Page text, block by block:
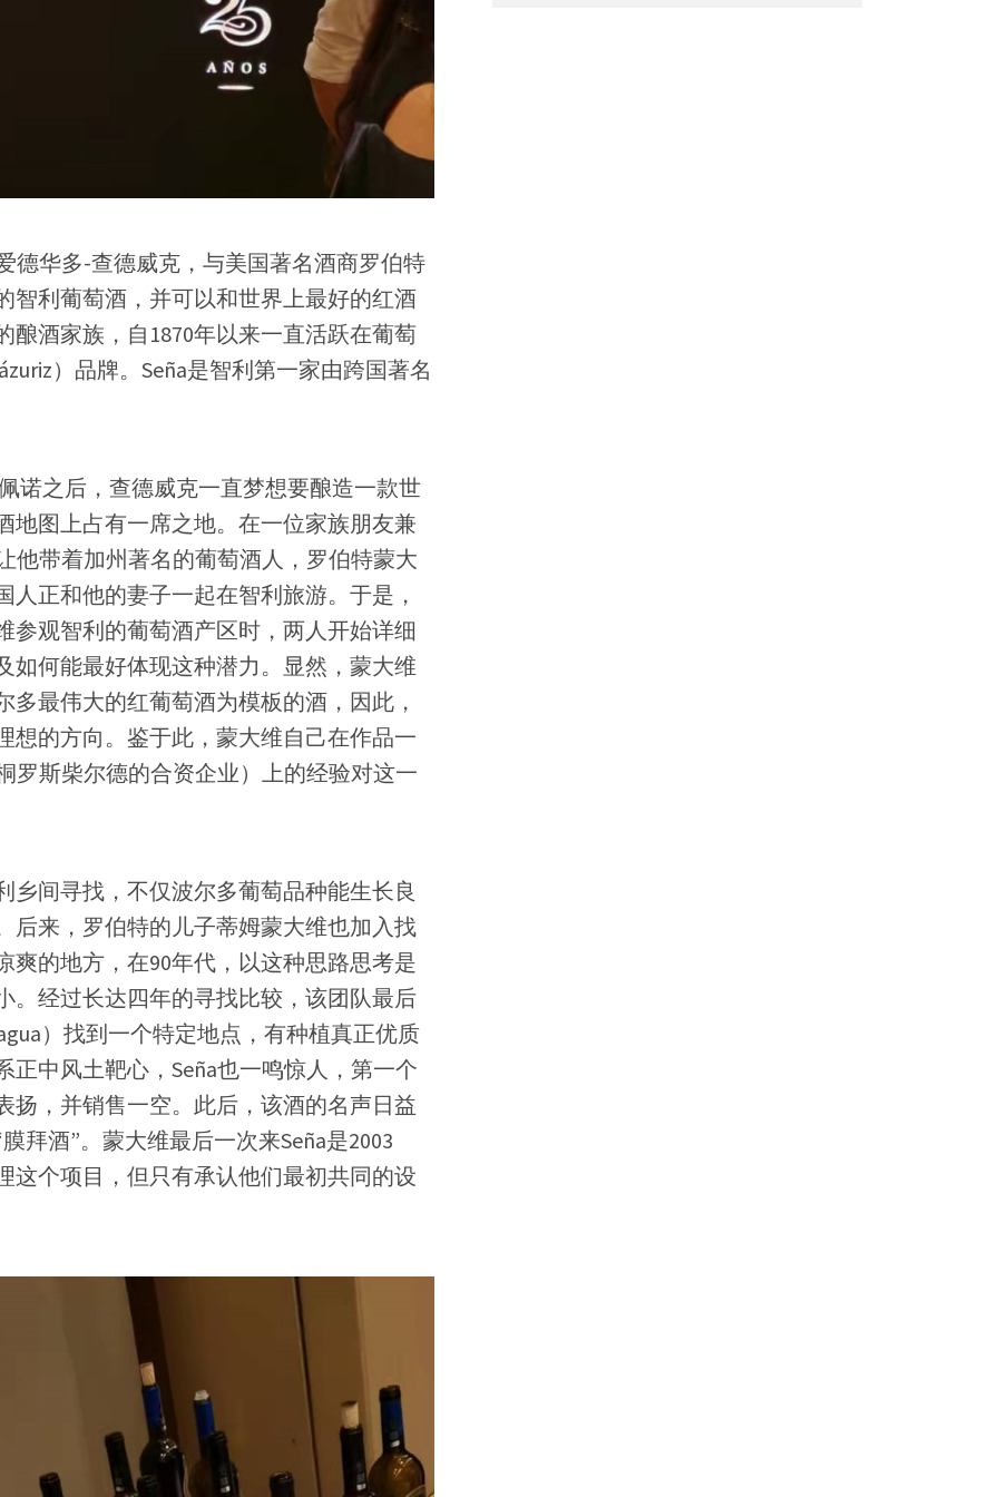
德华多-查德威克，与美国著名酒商罗伯特
智利葡萄酒，并可以和世界上最好的红酒
酒家族，自1870年以来一直活跃在葡萄
）品牌。Seña是智利第一家由跨国著名
诺之后，查德威克一直梦想要酿造一款世
地图上占有一席之地。在一位家族朋友兼
他带着加州著名的葡萄酒人，罗伯特蒙大
正和他的妻子一起在智利旅游。于是，
参观智利的葡萄酒产区时，两人开始详细
如何能最好体现这种潜力。显然，蒙大维
最伟大的红葡萄酒为模板的酒，因此，
想的方向。鉴于此，蒙大维自己在作品一
罗斯柴尔德的合资企业）上的经验对这一
乡间寻找，不仅波尔多葡萄品种能生长良
后来，罗伯特的儿子蒂姆蒙大维也加入找
的地方，在90年代，以这种思路思考是
。经过长达四年的寻找比较，该团队最后
）找到一个特定地点，有种植真正优质
中风土靶心，Seña也一鸣惊人，第一个
扬，并销售一空。此后，该酒的名声日益
拜酒”。蒙大维最后一次来Seña是2003
这个项目，但只有承认他们最初共同的设